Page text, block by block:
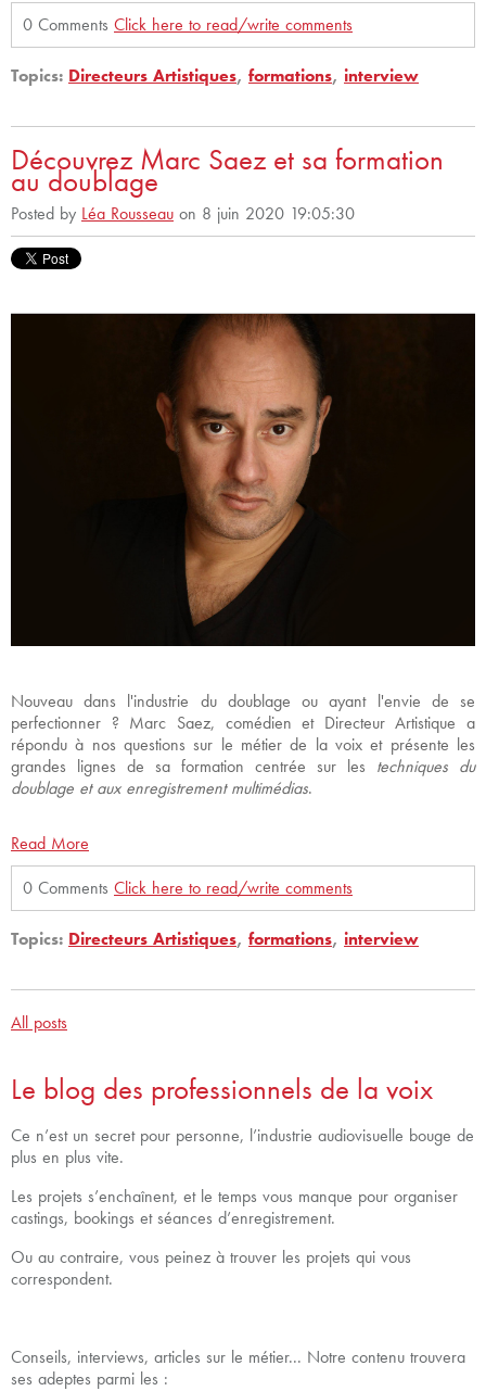
0 Comments Click here to read/write comments
Topics: Directeurs Artistiques, formations, interview
Découvrez Marc Saez et sa formation
au doublage
Posted by Léa Rousseau on 8 juin 2020 19:05:30
Nouveau dans l'industrie du doublage ou ayant l'envie de se
perfectionner ? Marc Saez, comédien et Directeur Artistique a
répondu à nos questions sur le métier de la voix et présente les
grandes lignes de sa formation centrée sur les techniques du
doublage et aux enregistrement multimédias.
Read More
0 Comments Click here to read/write comments
Topics: Directeurs Artistiques, formations, interview
All posts
Le blog des professionnels de la voix
Ce n’est un secret pour personne, l’industrie audiovisuelle bouge de
plus en plus vite.
Les projets s’enchaînent, et le temps vous manque pour organiser
castings, bookings et séances d’enregistrement.
Ou au contraire, vous peinez à trouver les projets qui vous
correspondent.
Conseils, interviews, articles sur le métier... Notre contenu trouvera
ses adeptes parmi les :